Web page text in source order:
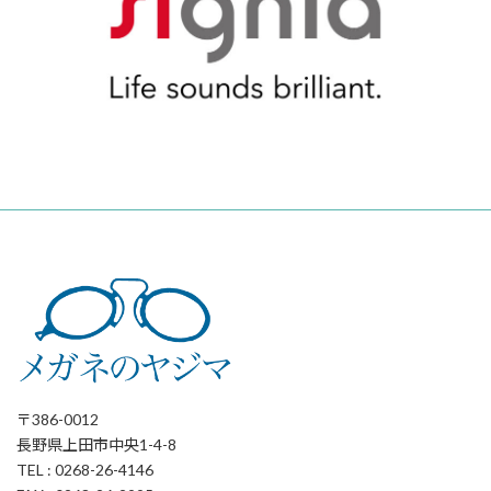
〒386-0012
長野県上田市中央1-4-8
TEL : 0268-26-4146